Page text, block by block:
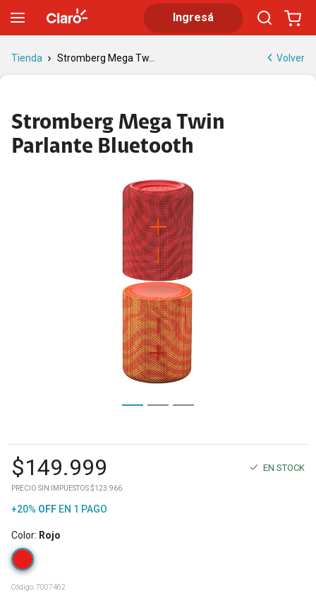
Ingresá
Tienda Stromberg Mega Tw... Volver
Stromberg Mega Twin
Parlante Bluetooth
$149.999 EN STOCK
PRECIO SIN IMPUESTOS $123.966
+20% OFF EN 1 PAGO
Color: Rojo
Código:7007462
Stromberg Mega Twin Parlante Bluetooth 20W